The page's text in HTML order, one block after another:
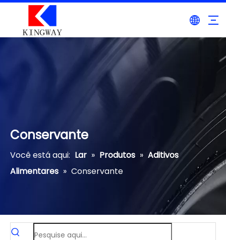
Conservante
Você está aqui: Lar » Produtos » Aditivos
Alimentares » Conservante